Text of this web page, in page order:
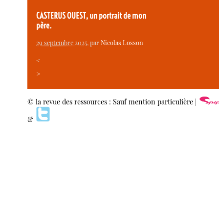
CASTERUS OUEST, un portrait de mon
père.
29 septembre 2025, parNicolas Losson
<
>
© la revue des ressources : Sauf mention particulière |
&